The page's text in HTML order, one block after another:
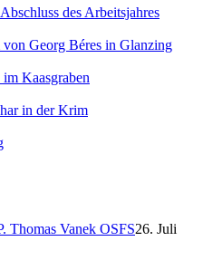
des Arbeitsjahres
Georg Béres in Glanzing
Kaasgraben
in der Krim
Thomas Vanek OSFS26. Juli